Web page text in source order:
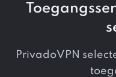
PrivadoVPN